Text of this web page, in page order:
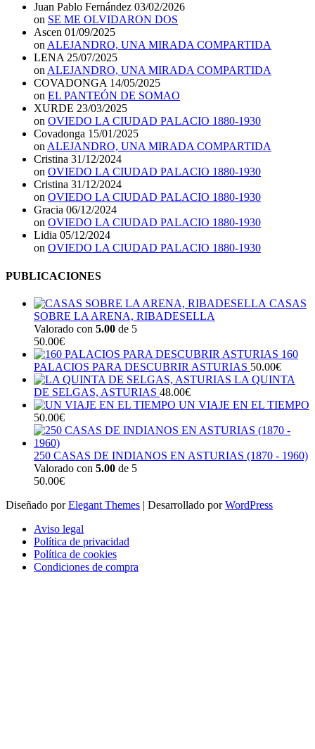
Juan Pablo Fernández 03/02/2026
on SE ME OLVIDARON DOS
Ascen 01/09/2025
on ALEJANDRO, UNA MIRADA COMPARTIDA
LENA 25/07/2025
on ALEJANDRO, UNA MIRADA COMPARTIDA
COVADONGA 14/05/2025
on EL PANTEÓN DE SOMAO
XURDE 23/03/2025
on OVIEDO LA CIUDAD PALACIO 1880-1930
Covadonga 15/01/2025
on ALEJANDRO, UNA MIRADA COMPARTIDA
Cristina 31/12/2024
on OVIEDO LA CIUDAD PALACIO 1880-1930
Cristina 31/12/2024
on OVIEDO LA CIUDAD PALACIO 1880-1930
Gracia 06/12/2024
on OVIEDO LA CIUDAD PALACIO 1880-1930
Lidia 05/12/2024
on OVIEDO LA CIUDAD PALACIO 1880-1930
PUBLICACIONES
CASAS
SOBRE LA ARENA, RIBADESELLA
Valorado con 5.00 de 5
50.00€
160
PALACIOS PARA DESCUBRIR ASTURIAS 50.00€
LA QUINTA
DE SELGAS, ASTURIAS 48.00€
UN VIAJE EN EL TIEMPO
50.00€
250 CASAS DE INDIANOS EN ASTURIAS (1870 - 1960)
Valorado con 5.00 de 5
50.00€
Diseñado porElegant Themes | Desarrollado porWordPress
Aviso legal
Política de privacidad
Política de cookies
Condiciones de compra